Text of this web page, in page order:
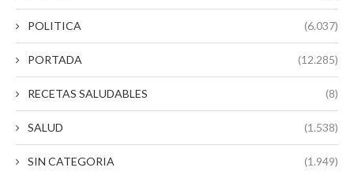
POLITICA (6.037)
PORTADA (12.285)
RECETAS SALUDABLES (8)
SALUD (1.538)
SIN CATEGORIA (1.949)